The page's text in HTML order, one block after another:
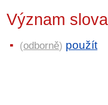
Význam
(odborně) použít